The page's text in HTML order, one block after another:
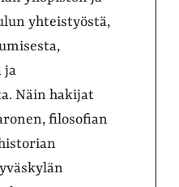
yhteistyöstä,
ja
Näin hakijat
filosofian